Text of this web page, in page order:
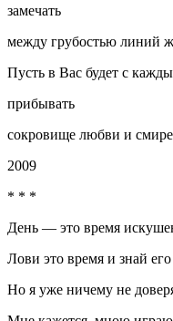
замечать
между грубостью линий
Пусть в Вас будет с
прибывать
сокровище любви и
2009
* * *
День — это время
Лови это время и знай
Но я уже ничему не